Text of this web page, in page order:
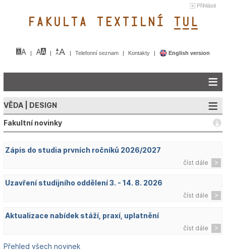
Přihlásit
FAKULTA TEXTILNÍ TUL&
Telefonní seznam Kontakty English version
VĚDA | DESIGN
Fakultní novinky
Zápis do studia prvních ročníků 2026/2027
číst dále
Uzavření studijního oddělení 3. - 14. 8. 2026
číst dále
Aktualizace nabídek stáží, praxí, uplatnění
číst dále
Přehled všech novinek